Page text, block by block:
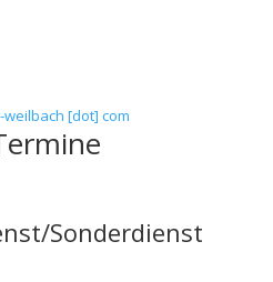
[dot] com
Sonderdienst